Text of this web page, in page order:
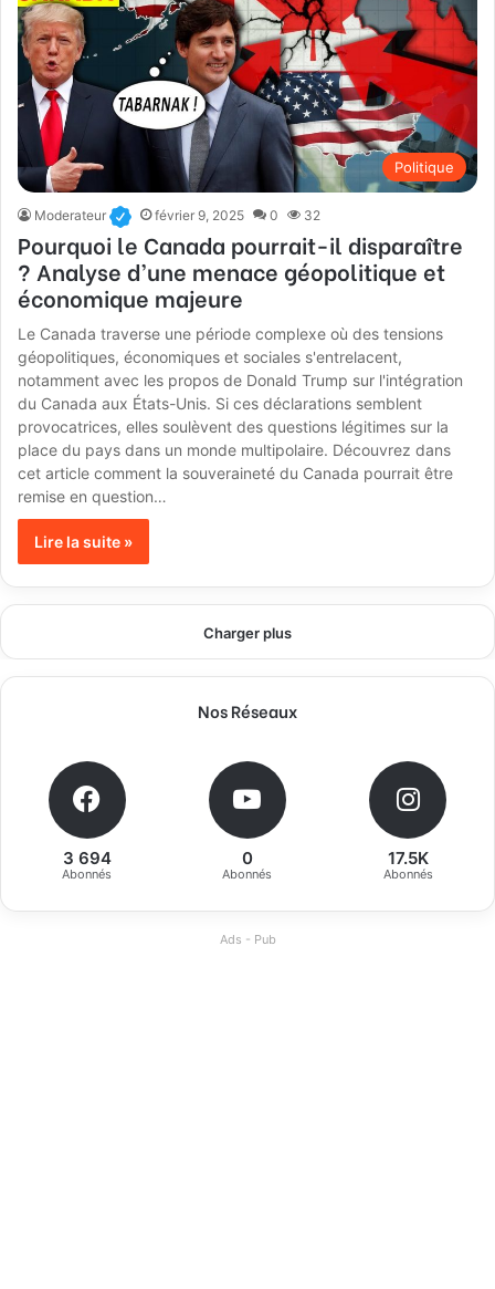
Politique
Moderateur février 9, 2025 0 32
Pourquoi le Canada pourrait-il disparaître
? Analyse d’une menace géopolitique et
économique majeure
Le Canada traverse une période complexe où des tensions
géopolitiques, économiques et sociales s'entrelacent,
notamment avec les propos de Donald Trump sur l'intégration
du Canada aux États-Unis. Si ces déclarations semblent
provocatrices, elles soulèvent des questions légitimes sur la
place du pays dans un monde multipolaire. Découvrez dans
cet article comment la souveraineté du Canada pourrait être
remise en question…
Lire la suite »
Charger plus
Nos Réseaux
3 694
Abonnés
0
Abonnés
17.5K
Abonnés
Ads - Pub